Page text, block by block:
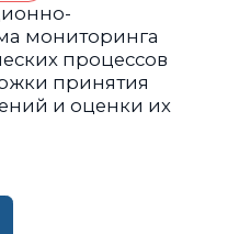
мониторинга
процессов
принятия
и оценки их